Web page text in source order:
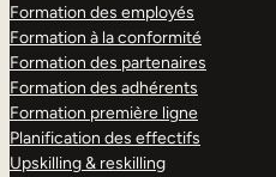
Formation des employés
Formation à la conformité
Formation des partenaires
Formation des adhérents
Formation première ligne
Planification des effectifs
Upskilling & reskilling